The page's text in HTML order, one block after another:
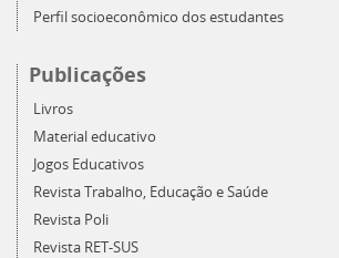
Perfil socioeconômico dos estudantes
Publicações
Livros
Material educativo
Jogos Educativos
Revista Trabalho, Educação e Saúde
Revista Poli
Revista RET-SUS